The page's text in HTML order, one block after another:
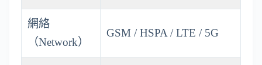
網絡
（Network）
GSM / HSPA / LTE / 5G